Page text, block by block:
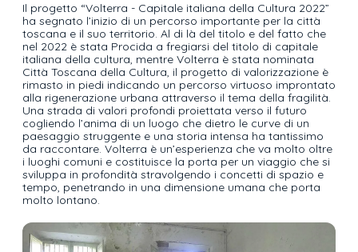
Il progetto “Volterra - Capitale italiana della Cultura 2022”
ha segnato l’inizio di un percorso importante per la città
toscana e il suo territorio. Al di là del titolo e del fatto che
nel 2022 è stata Procida a fregiarsi del titolo di capitale
italiana della cultura, mentre Volterra è stata nominata
Città Toscana della Cultura, il progetto di valorizzazione è
rimasto in piedi indicando un percorso virtuoso improntato
alla rigenerazione urbana attraverso il tema della fragilità.
Una strada di valori profondi proiettata verso il futuro
cogliendo l’anima di un luogo che dietro le curve di un
paesaggio struggente e una storia intensa ha tantissimo
da raccontare. Volterra è un’esperienza che va molto oltre
i luoghi comuni e costituisce la porta per un viaggio che si
sviluppa in profondità stravolgendo i concetti di spazio e
tempo, penetrando in una dimensione umana che porta
molto lontano.